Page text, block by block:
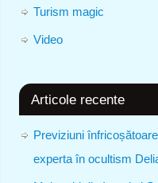
Turism magic
Video
Articole recente
Previziuni
experta în ocultism